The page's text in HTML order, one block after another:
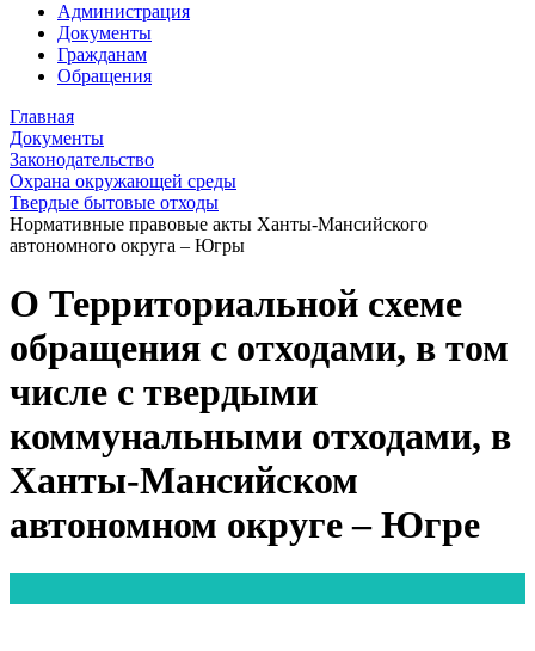
Администрация
Документы
Гражданам
Обращения
Главная
Документы
Законодательство
Охрана окружающей среды
Твердые бытовые отходы
Нормативные правовые акты Ханты-Мансийского
автономного округа – Югры
О Территориальной схеме
обращения с отходами, в том
числе с твердыми
коммунальными отходами, в
Ханты-Мансийском
автономном округе – Югре